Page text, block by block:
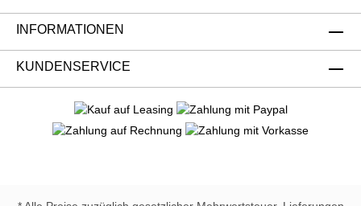
INFORMATIONEN
KUNDENSERVICE